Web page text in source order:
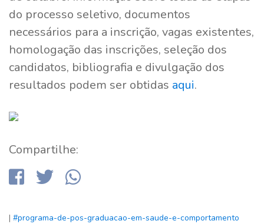
do processo seletivo, documentos
necessários para a inscrição, vagas existentes,
homologação das inscrições, seleção dos
candidatos, bibliografia e divulgação dos
resultados podem ser obtidas aqui.
Compartilhe:
| #programa-de-pos-graduacao-em-saude-e-comportamento